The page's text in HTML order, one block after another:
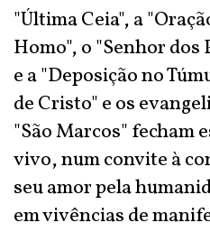
"Última Ceia", a
Homo", o "Senhor dos
e a "Deposição no
de Cristo" e os
"São Marcos" fecham
vivo, num convite à
seu amor pela
em vivências de